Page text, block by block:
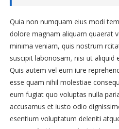
Quia non numquam eius modi
dolore magnam aliquam quaerat
minima veniam, quis nostrum
suscipit laboriosam, nisi ut aliquid
Quis autem vel eum iure
esse quam nihil molestiae
eum fugiat quo voluptas nulla
accusamus et iusto odio
esentium voluptatum deleniti